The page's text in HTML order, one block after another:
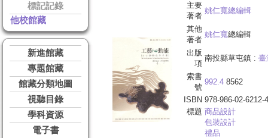
標記記錄
他校館藏
新進館藏
專題館藏
館藏分類地圖
視聽目錄
學科資源
電子書
主要
著者
姚仁寬總編輯
其他
著者
姚仁寬總編輯
出版
項
南投縣草屯鎮 : 臺
索書
號
992.4 8562
ISBN 978-986-02-6212-4
標題 商品設計
包裝設計
禮品